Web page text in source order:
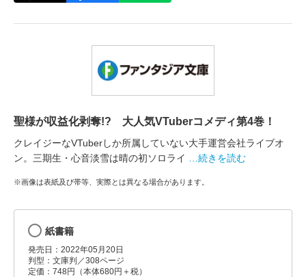
聖様が収益化剥奪!? 大人気VTuberコメディ第4巻！
クレイジーなVTuberしか所属していない大手運営会社ライブオ
ン。三期生・心音淡雪は晴の初ソロライ
…続きを読む
※画像は表紙及び帯等、実際とは異なる場合があります。
紙書籍
発売日：2022年05月20日
判型：文庫判／308ページ
定価：748円（本体680円＋税）